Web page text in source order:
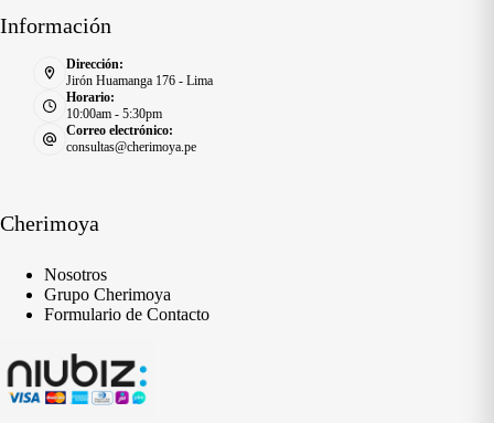
Información
Dirección:
Jirón Huamanga 176 - Lima
Horario:
10:00am - 5:30pm
Correo electrónico:
consultas@cherimoya.pe
Cherimoya
Nosotros
Grupo Cherimoya
Formulario de Contacto